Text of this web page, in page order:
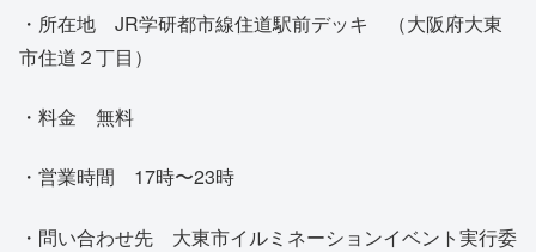
・所在地 JR学研都市線住道駅前デッキ （大阪府大東
市住道２丁目）
・料金 無料
・営業時間 17時〜23時
・問い合わせ先 大東市イルミネーションイベント実行委